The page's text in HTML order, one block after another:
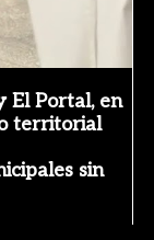
El Portal, en
territorial
sin